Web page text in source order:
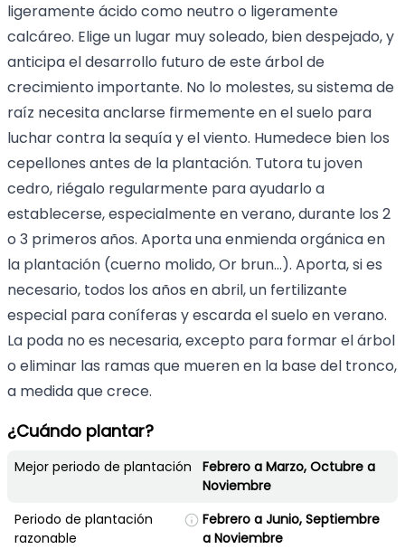
ligeramente ácido como neutro o ligeramente
calcáreo. Elige un lugar muy soleado, bien despejado, y
anticipa el desarrollo futuro de este árbol de
crecimiento importante. No lo molestes, su sistema de
raíz necesita anclarse firmemente en el suelo para
luchar contra la sequía y el viento. Humedece bien los
cepellones antes de la plantación. Tutora tu joven
cedro, riégalo regularmente para ayudarlo a
establecerse, especialmente en verano, durante los 2
o 3 primeros años. Aporta una enmienda orgánica en
la plantación (cuerno molido, Or brun...). Aporta, si es
necesario, todos los años en abril, un fertilizante
especial para coníferas y escarda el suelo en verano.
La poda no es necesaria, excepto para formar el árbol
o eliminar las ramas que mueren en la base del tronco,
a medida que crece.
¿Cuándo plantar?
Mejor periodo de plantación
Febrero a Marzo, Octubre a
Noviembre
Periodo de plantación
razonable
Febrero a Junio, Septiembre
a Noviembre